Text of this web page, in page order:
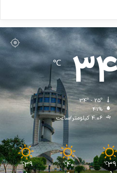
34
℃
34º - 25º
41%
4.06 کیلومتر/ساعت
39
℃
40
℃
39
℃